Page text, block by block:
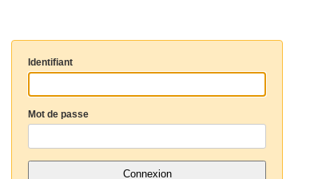
Identifiant
Mot de passe